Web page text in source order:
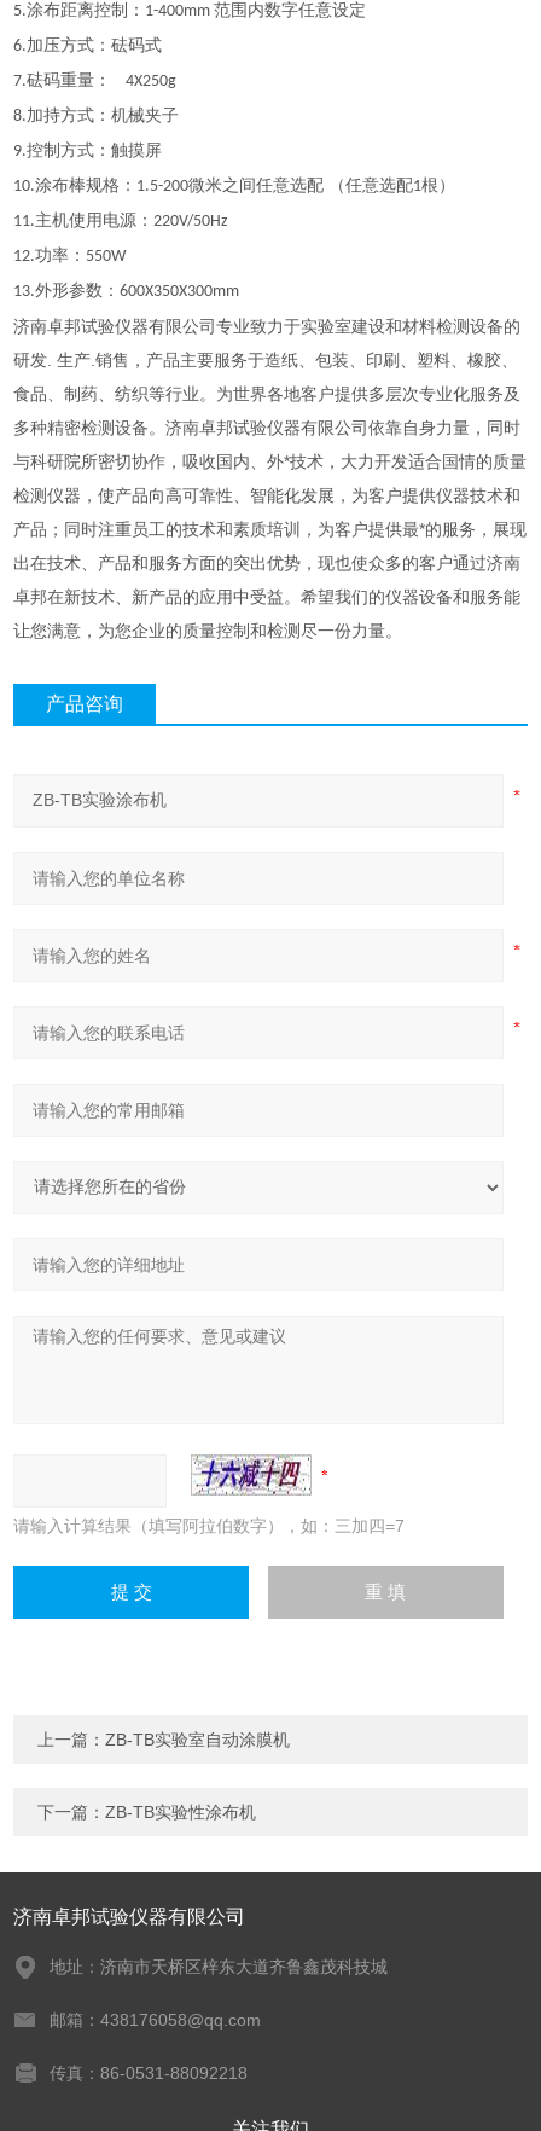
5.涂布距离控制： 1-400mm范围内数字任意设定
6.加压方式：砝码式
7.砝码重量：4X250g
8.加持方式：机械夹子
9.控制方式：触摸屏
10.涂布棒规格： 1.5-200微米之间任意选配 （任意选配1根）
11.主机使用电源：220V/50Hz
12.功率： 550W
13.外形参数：600X350X300mm
济南卓邦试验仪器有限公司专业致力于实验室建设和材料检测设备的
研发. 生产.销售，产品主要服务于造纸、包装、印刷、塑料、橡胶、
食品、制药、纺织等行业。为世界各地客户提供多层次专业化服务及
多种精密检测设备。济南卓邦试验仪器有限公司依靠自身力量，同时
与科研院所密切协作，吸收国内、外*技术，大力开发适合国情的质量
检测仪器，使产品向高可靠性、智能化发展，为客户提供仪器技术和
产品；同时注重员工的技术和素质培训，为客户提供最*的服务，展现
出在技术、产品和服务方面的突出优势，现也使众多的客户通过济南
卓邦在新技术、新产品的应用中受益。希望我们的仪器设备和服务能
让您满意，为您企业的质量控制和检测尽一份力量。
产品咨询
请输入计算结果（填写阿拉伯数字），如：三加四=7
上一篇：ZB-TB实验室自动涂膜机
下一篇：ZB-TB实验性涂布机
济南卓邦试验仪器有限公司
地址：济南市天桥区梓东大道齐鲁鑫茂科技城
邮箱：438176058@qq.com
传真：86-0531-88092218